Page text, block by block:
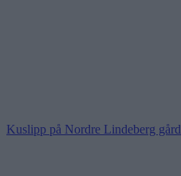
Kuslipp på Nordre Lindeberg gård